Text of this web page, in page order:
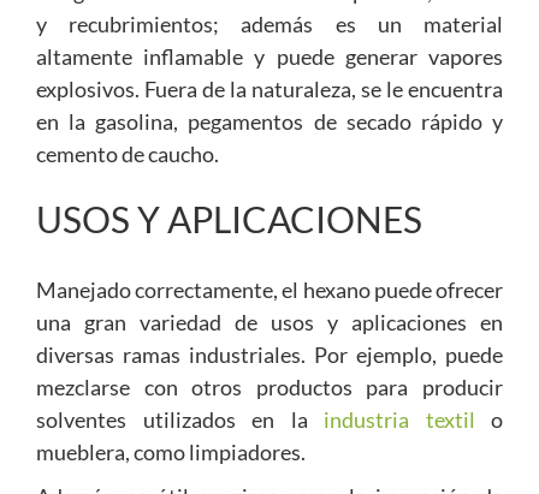
y recubrimientos; además es un material
altamente inflamable y puede generar vapores
explosivos. Fuera de la naturaleza, se le encuentra
en la gasolina, pegamentos de secado rápido y
cemento de caucho.
USOS Y APLICACIONES
Manejado correctamente, el hexano puede ofrecer
una gran variedad de usos y aplicaciones en
diversas ramas industriales. Por ejemplo, puede
mezclarse con otros productos para producir
solventes utilizados en la industria textil o
mueblera, como limpiadores.